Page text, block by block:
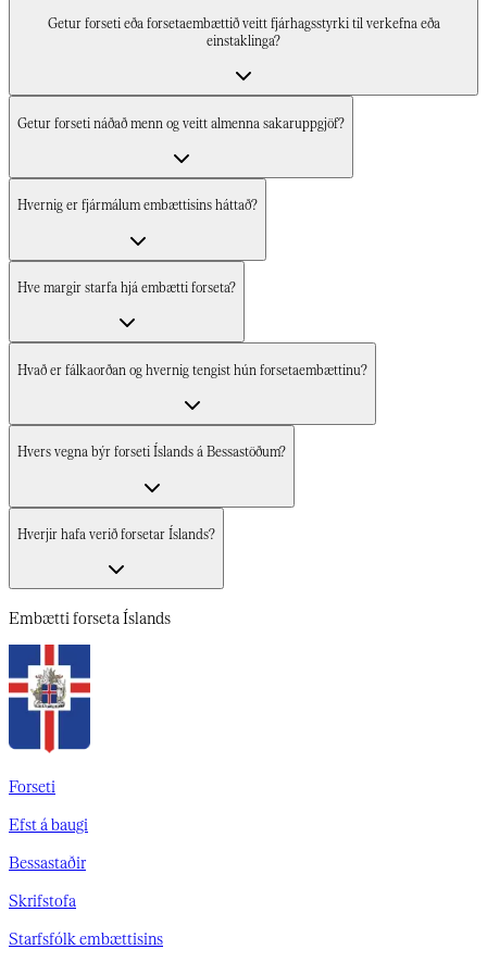
Getur forseti eða forsetaembættið veitt fjárhagsstyrki til verkefna eða
einstaklinga?​​​​‌ ‍ ​‍​‍‌‍ ‌ ​‍‌‍‍‌‌‍‌ ‌‍‍‌‌‍ ‍​‍​‍​ ‍‍​‍​‍‌ ​ ‌‍​‌‌‍ ‍‌‍‍‌‌ ‌​‌ ‍‌​‍ ‍‌‍‍‌‌‍ ​‍​‍​‍ ​​‍​‍‌‍‍​‌ ​‍‌‍‌‌‌‍‌‍​‍​‍​ ‍‍​‍​‍‌‍‍​‌ ‌​‌ ‌​‌ ​​‌ ​ ​‍ ​‍ ‌‍‌‍‌‍ ‌ ​‍‌ ​ ‌‍‌‌‌ ‌​‌‍‍‌​‍ ‌‌‍‍‌‌ ​ ‌‍ ​‌‍​‌‌‍ ‍‌‍‌​‌ ​ ​‍ ‍‌ ‌‍‌‍‌‌‌ ​‍‌‍​ ‌‍‌‌‌‍ ​​‍ ‍‌‍​‌‌ ​​‌ ​​​‍ ‌ ​ ‌ ‌​‌ ‌‌‌‍‌​‌‍‍‌‌‍ ​‍ ‌‍‍‌‌‍ ‍‌ ‌​‌‍‌‌‌‍ ‍‌ ‌​​‍ ‌‍‌‌‌‍‌​‌‍‍‌‌ ‌​​‍ ‌‍ ‌‌‍ ‌‍‌​‌‍‌‌​ ‌‌ ​​‌ ​‍‌‍‌‌‌ ​ ‌‍‌‌‌‍ ‍‌ ‌​‌‍​‌‌ ‌​‌‍‍‌‌‍ ‌‍ ‍​ ‍ ‌‍‍‌‌‍‌​​ ‌‌‍​‍​ ​​‌‍‌‌​ ​‍‌‍​‌​ ‌​‌‍​‍​ ‌ ​‍ ‌‌‍​‌​ ‌ ‌‍​‍‌‍‌‍​‍ ‌​ ‌​​ ​ ‌‍​ ​ ​‌​‍ ‌​ ‍‌‌‍‌‌​ ​‍​ ‌ ​‍ ‌​ ​ ​ ‌‌​ ‍‌​ ‌‍‌‍​‍‌‍‌‌‌‍‌‍​ ‍‌‌‍‌​​ ​ ​ ​​​ ​ ​ ‍ ‌ ‌​‌ ‍‌‌ ​​‌‍‌‌​ ‌‌ ​​‌‍​‌‌‍‌ ‌‍‌‌​ ‍ ‌ ​​‌‍​‌‌ ‌​‌‍‍​​ ‌‌ ​​‌‍​‌‌‍‌ ‌‍‌‌‌​​‍‌ ‌‌‌‍‍‌‌‍ ​‌‍‌​‌‍‌‌‌ ​‍​‍‌‌​ ‌‌‌​​‍‌‌ ‌‍‍ ‌‍‌‌‌ ‍‌​‍‌‌​ ​ ‌​‌​​‍‌‌​ ​ ‌​‌​​‍‌‌​ ​‍​ ​‍​ ​​​ ‌‍​ ‌‌​ ‌‌‌‍‌​‌‍‌‌‌‍‌‍​ ​​​ ​​​ ‌‌​ ​‌‌‍‌‍​‍‌‌​ ​‍​ ​‍​‍‌‌​ ‌‌‌​‌​​‍ ‍‌ ​‌‌ ‌‌‌‍‌‌‌ ​ ‌ ‌​‌‍‍‌‌‍ ‌‍ ‍‌ ​ ​‍‌‌​ ‌‌‌​​‍‌‌ ‌‍‍ ‌‍‌‌‌ ‍‌​‍‌‌​ ​ ‌​‌​​‍‌‌​ ​ ‌​‌​​‍‌‌​ ​‍​ ​‍​ ​‌​ ​​​ ‍​​ ‌‍​ ​ ​ ‌‍‌‍​ ​ ‍‌​ ​​​ ‌​‌‍‌‍​ ‍​​‍‌‌​ ​‍​ ​‍​‍‌‌​ ‌‌‌​‌​​‍ ‍‌ ​‌‌ ‌‌‌‍‌‌‌ ​ ‌ ‌​‌‍‍‌‌‍ ‌‍ ‍​ ‌‍​‍‌‍​‌‌ ​ ‌‍‌‌‌‌‌‌‌ ​‍‌‍ ​​ ‌‌‍‍​‌ ‌​‌ ‌​‌ ​​‌ ​ ​‍‌‌​ ​‍‌​‌‍​‍‌‌​ ​‍‌​‌‍‌‍‌‍‌‍ ‌ ​‍‌ ​ ‌‍‌‌‌ ‌​‌‍‍‌​‍ ‌‌‍‍‌‌ ​ ‌‍ ​‌‍​‌‌‍ ‍‌‍‌​‌ ​ ​‍ ‍‌ ‌‍‌‍‌‌‌ ​‍‌‍​ ‌‍‌‌‌‍ ​​‍ ‍‌‍​‌‌ ​​‌ ​​​‍‌‌​ ​‍‌​‌‍‌ ​ ‌ ‌​‌ ‌‌‌‍‌​‌‍‍‌‌‍ ​‍‌‍‌‍‍‌‌‍‌​​ ‌‌‍​‍​ ​​‌‍‌‌​ ​‍‌‍​‌​ ‌​‌‍​‍​ ‌ ​‍ ‌‌‍​‌​ ‌ ‌‍​‍‌‍‌‍​‍ ‌​ ‌​​ ​ ‌‍​ ​ ​‌​‍ ‌​ ‍‌‌‍‌‌​ ​‍​ ‌ ​‍ ‌​ ​ ​ ‌‌​ ‍‌​ ‌‍‌‍​‍‌‍‌‌‌‍‌‍​ ‍‌‌‍‌​​ ​ ​ ​​​ ​ ​‍‌‍‌ ‌​‌ ‍‌‌ ​​‌‍‌‌​ ‌‌ ​​‌‍​‌‌‍‌ ‌‍‌‌​‍‌‍‌ ​​‌‍​‌‌ ‌​‌‍‍​​ ‌‌ ​​‌‍​‌‌‍‌ ‌‍‌‌‌​​‍‌ ‌‌‌‍‍‌‌‍ ​‌‍‌​‌‍‌‌‌ ​‍​‍‌‌​ ‌‌‌​​‍‌‌ ‌‍‍ ‌‍‌‌‌ ‍‌​‍‌‌​ ​ ‌​‌​​‍‌‌​ ​ ‌​‌​​‍‌‌​ ​‍​ ​‍​ ​​​ ‌‍​ ‌‌​ ‌‌‌‍‌​‌‍‌‌‌‍‌‍​ ​​​ ​​​ ‌‌​ ​‌‌‍‌‍​‍‌‌​ ​‍​ ​‍​‍‌‌​ ‌‌‌​‌​​‍ ‍‌ ​‌‌ ‌‌‌‍‌‌‌ ​ ‌ ‌​‌‍‍‌‌‍ ‌‍ ‍‌ ​ ​‍‌‌​ ‌‌‌​​‍‌‌ ‌‍‍ ‌‍‌‌‌ ‍‌​‍‌‌​ ​ ‌​‌​​‍‌‌​ ​ ‌​‌​​‍‌‌​ ​‍​ ​‍​ ​‌​ ​​​ ‍​​ ‌‍​ ​ ​ ‌‍‌‍​ ​ ‍‌​ ​​​ ‌​‌‍‌‍​ ‍​​‍‌‌​ ​‍​ ​‍​‍‌‌​ ‌‌‌​‌​​‍ ‍‌ ​‌‌ ‌‌‌‍‌‌‌ ​ ‌ ‌​‌‍‍‌‌‍ ‌‍ ‍​‍‌‍‌ ​​‌‍‌‌‌ ​‍‌ ​ ‌ ​​‌‍‌‌‌‍​ ‌ ‌​‌‍‍‌‌ ‌‍‌‍‌‌​ ‌‌ ​​‌ ‌‌‌‍​‍‌‍ ​‌‍‍‌‌ ​ ‌‍‍​‌‍‌‌‌‍‌​​‍​‍‌ ‌
Getur forseti náðað menn og veitt almenna sakaruppgjöf?​​​​‌ ‍ ​‍​‍‌‍ ‌ ​‍‌‍‍‌‌‍‌ ‌‍‍‌‌‍ ‍​‍​‍​ ‍‍​‍​‍‌ ​ ‌‍​‌‌‍ ‍‌‍‍‌‌ ‌​‌ ‍‌​‍ ‍‌‍‍‌‌‍ ​‍​‍​‍ ​​‍​‍‌‍‍​‌ ​‍‌‍‌‌‌‍‌‍​‍​‍​ ‍‍​‍​‍‌‍‍​‌ ‌​‌ ‌​‌ ​​‌ ​ ​‍ ​‍ ‌‍‌‍‌‍ ‌ ​‍‌ ​ ‌‍‌‌‌ ‌​‌‍‍‌​‍ ‌‌‍‍‌‌ ​ ‌‍ ​‌‍​‌‌‍ ‍‌‍‌​‌ ​ ​‍ ‍‌ ‌‍‌‍‌‌‌ ​‍‌‍​ ‌‍‌‌‌‍ ​​‍ ‍‌‍​‌‌ ​​‌ ​​​‍ ‌ ​ ‌ ‌​‌ ‌‌‌‍‌​‌‍‍‌‌‍ ​‍ ‌‍‍‌‌‍ ‍‌ ‌​‌‍‌‌‌‍ ‍‌ ‌​​‍ ‌‍‌‌‌‍‌​‌‍‍‌‌ ‌​​‍ ‌‍ ‌‌‍ ‌‍‌​‌‍‌‌​ ‌‌ ​​‌ ​‍‌‍‌‌‌ ​ ‌‍‌‌‌‍ ‍‌ ‌​‌‍​‌‌ ‌​‌‍‍‌‌‍ ‌‍ ‍​ ‍ ‌‍‍‌‌‍‌​​ ‌‌‍​‍​ ​​‌‍‌‌​ ​‍‌‍​‌​ ‌​‌‍​‍​ ‌ ​‍ ‌‌‍​‌​ ‌ ‌‍​‍‌‍‌‍​‍ ‌​ ‌​​ ​ ‌‍​ ​ ​‌​‍ ‌​ ‍‌‌‍‌‌​ ​‍​ ‌ ​‍ ‌​ ​ ​ ‌‌​ ‍‌​ ‌‍‌‍​‍‌‍‌‌‌‍‌‍​ ‍‌‌‍‌​​ ​ ​ ​​​ ​ ​ ‍ ‌ ‌​‌ ‍‌‌ ​​‌‍‌‌​ ‌‌ ​​‌‍​‌‌‍‌ ‌‍‌‌​ ‍ ‌ ​​‌‍​‌‌ ‌​‌‍‍​​ ‌‌ ​​‌‍​‌‌‍‌ ‌‍‌‌‌​​‍‌ ‌‌‌‍‍‌‌‍ ​‌‍‌​‌‍‌‌‌ ​‍​‍‌‌​ ‌‌‌​​‍‌‌ ‌‍‍ ‌‍‌‌‌ ‍‌​‍‌‌​ ​ ‌​‌​​‍‌‌​ ​ ‌​‌​​‍‌‌​ ​‍​ ​‍​ ​​​ ‌‍​ ‌‌​ ‌‌‌‍‌​‌‍‌‌‌‍‌‍​ ​​​ ​​​ ‌‌​ ​‌‌‍‌‍​‍‌‌​ ​‍​ ​‍​‍‌‌​ ‌‌‌​‌​​‍ ‍‌ ​‌‌ ‌‌‌‍‌‌‌ ​ ‌ ‌​‌‍‍‌‌‍ ‌‍ ‍‌ ​ ​‍‌‌​ ‌‌‌​​‍‌‌ ‌‍‍ ‌‍‌‌‌ ‍‌​‍‌‌​ ​ ‌​‌​​‍‌‌​ ​ ‌​‌​​‍‌‌​ ​‍​ ​‍‌‍‌‍‌‍‌​​ ​​​ ‍​​ ​‍​ ​‌‌‍​‍‌‍‌‌‌‍​‍‌‍​ ​ ‌‍​ ​ ​ ‌​​ ​‍​ ‌‌​ ‌‍​ ‌‌​ ​‌​ ‌ ‌‍​‍​ ​‍​ ​‌​ ​ ‌‍‌‌​ ​ ‌‍​ ​ ​‍‌‍‌‍​ ‌​‌‍‌​​ ‌‍‌‍​ ​‍‌‌​ ​‍​ ​‍​‍‌‌​ ‌‌‌​‌​​‍ ‍‌ ​‌‌ ‌‌‌‍‌‌‌ ​ ‌ ‌​‌‍‍‌‌‍ ‌‍ ‍​ ‌‍​‍‌‍​‌‌ ​ ‌‍‌‌‌‌‌‌‌ ​‍‌‍ ​​ ‌‌‍‍​‌ ‌​‌ ‌​‌ ​​‌ ​ ​‍‌‌​ ​‍‌​‌‍​‍‌‌​ ​‍‌​‌‍‌‍‌‍‌‍ ‌ ​‍‌ ​ ‌‍‌‌‌ ‌​‌‍‍‌​‍ ‌‌‍‍‌‌ ​ ‌‍ ​‌‍​‌‌‍ ‍‌‍‌​‌ ​ ​‍ ‍‌ ‌‍‌‍‌‌‌ ​‍‌‍​ ‌‍‌‌‌‍ ​​‍ ‍‌‍​‌‌ ​​‌ ​​​‍‌‌​ ​‍‌​‌‍‌ ​ ‌ ‌​‌ ‌‌‌‍‌​‌‍‍‌‌‍ ​‍‌‍‌‍‍‌‌‍‌​​ ‌‌‍​‍​ ​​‌‍‌‌​ ​‍‌‍​‌​ ‌​‌‍​‍​ ‌ ​‍ ‌‌‍​‌​ ‌ ‌‍​‍‌‍‌‍​‍ ‌​ ‌​​ ​ ‌‍​ ​ ​‌​‍ ‌​ ‍‌‌‍‌‌​ ​‍​ ‌ ​‍ ‌​ ​ ​ ‌‌​ ‍‌​ ‌‍‌‍​‍‌‍‌‌‌‍‌‍​ ‍‌‌‍‌​​ ​ ​ ​​​ ​ ​‍‌‍‌ ‌​‌ ‍‌‌ ​​‌‍‌‌​ ‌‌ ​​‌‍​‌‌‍‌ ‌‍‌‌​‍‌‍‌ ​​‌‍​‌‌ ‌​‌‍‍​​ ‌‌ ​​‌‍​‌‌‍‌ ‌‍‌‌‌​​‍‌ ‌‌‌‍‍‌‌‍ ​‌‍‌​‌‍‌‌‌ ​‍​‍‌‌​ ‌‌‌​​‍‌‌ ‌‍‍ ‌‍‌‌‌ ‍‌​‍‌‌​ ​ ‌​‌​​‍‌‌​ ​ ‌​‌​​‍‌‌​ ​‍​ ​‍​ ​​​ ‌‍​ ‌‌​ ‌‌‌‍‌​‌‍‌‌‌‍‌‍​ ​​​ ​​​ ‌‌​ ​‌‌‍‌‍​‍‌‌​ ​‍​ ​‍​‍‌‌​ ‌‌‌​‌​​‍ ‍‌ ​‌‌ ‌‌‌‍‌‌‌ ​ ‌ ‌​‌‍‍‌‌‍ ‌‍ ‍‌ ​ ​‍‌‌​ ‌‌‌​​‍‌‌ ‌‍‍ ‌‍‌‌‌ ‍‌​‍‌‌​ ​ ‌​‌​​‍‌‌​ ​ ‌​‌​​‍‌‌​ ​‍​ ​‍‌‍‌‍‌‍‌​​ ​​​ ‍​​ ​‍​ ​‌‌‍​‍‌‍‌‌‌‍​‍‌‍​ ​ ‌‍​ ​ ​ ‌​​ ​‍​ ‌‌​ ‌‍​ ‌‌​ ​‌​ ‌ ‌‍​‍​ ​‍​ ​‌​ ​ ‌‍‌‌​ ​ ‌‍​ ​ ​‍‌‍‌‍​ ‌​‌‍‌​​ ‌‍‌‍​ ​‍‌‌​ ​‍​ ​‍​‍‌‌​ ‌‌‌​‌​​‍ ‍‌ ​‌‌ ‌‌‌‍‌‌‌ ​ ‌ ‌​‌‍‍‌‌‍ ‌‍ ‍​‍‌‍‌ ​​‌‍‌‌‌ ​‍‌ ​ ‌ ​​‌‍‌‌‌‍​ ‌ ‌​‌‍‍‌‌ ‌‍‌‍‌‌​ ‌‌ ​​‌ ‌‌‌‍​‍‌‍ ​‌‍‍‌‌ ​ ‌‍‍​‌‍‌‌‌‍‌​​‍​‍‌ ‌
Hvernig er fjármálum embættisins háttað?​​​​‌ ‍ ​‍​‍‌‍ ‌ ​‍‌‍‍‌‌‍‌ ‌‍‍‌‌‍ ‍​‍​‍​ ‍‍​‍​‍‌ ​ ‌‍​‌‌‍ ‍‌‍‍‌‌ ‌​‌ ‍‌​‍ ‍‌‍‍‌‌‍ ​‍​‍​‍ ​​‍​‍‌‍‍​‌ ​‍‌‍‌‌‌‍‌‍​‍​‍​ ‍‍​‍​‍‌‍‍​‌ ‌​‌ ‌​‌ ​​‌ ​ ​‍ ​‍ ‌‍‌‍‌‍ ‌ ​‍‌ ​ ‌‍‌‌‌ ‌​‌‍‍‌​‍ ‌‌‍‍‌‌ ​ ‌‍ ​‌‍​‌‌‍ ‍‌‍‌​‌ ​ ​‍ ‍‌ ‌‍‌‍‌‌‌ ​‍‌‍​ ‌‍‌‌‌‍ ​​‍ ‍‌‍​‌‌ ​​‌ ​​​‍ ‌ ​ ‌ ‌​‌ ‌‌‌‍‌​‌‍‍‌‌‍ ​‍ ‌‍‍‌‌‍ ‍‌ ‌​‌‍‌‌‌‍ ‍‌ ‌​​‍ ‌‍‌‌‌‍‌​‌‍‍‌‌ ‌​​‍ ‌‍ ‌‌‍ ‌‍‌​‌‍‌‌​ ‌‌ ​​‌ ​‍‌‍‌‌‌ ​ ‌‍‌‌‌‍ ‍‌ ‌​‌‍​‌‌ ‌​‌‍‍‌‌‍ ‌‍ ‍​ ‍ ‌‍‍‌‌‍‌​​ ‌‌‍​‍​ ​​‌‍‌‌​ ​‍‌‍​‌​ ‌​‌‍​‍​ ‌ ​‍ ‌‌‍​‌​ ‌ ‌‍​‍‌‍‌‍​‍ ‌​ ‌​​ ​ ‌‍​ ​ ​‌​‍ ‌​ ‍‌‌‍‌‌​ ​‍​ ‌ ​‍ ‌​ ​ ​ ‌‌​ ‍‌​ ‌‍‌‍​‍‌‍‌‌‌‍‌‍​ ‍‌‌‍‌​​ ​ ​ ​​​ ​ ​ ‍ ‌ ‌​‌ ‍‌‌ ​​‌‍‌‌​ ‌‌ ​​‌‍​‌‌‍‌ ‌‍‌‌​ ‍ ‌ ​​‌‍​‌‌ ‌​‌‍‍​​ ‌‌ ​​‌‍​‌‌‍‌ ‌‍‌‌‌​​‍‌ ‌‌‌‍‍‌‌‍ ​‌‍‌​‌‍‌‌‌ ​‍​‍‌‌​ ‌‌‌​​‍‌‌ ‌‍‍ ‌‍‌‌‌ ‍‌​‍‌‌​ ​ ‌​‌​​‍‌‌​ ​ ‌​‌​​‍‌‌​ ​‍​ ​‍​ ​​​ ‌‍​ ‌‌​ ‌‌‌‍‌​‌‍‌‌‌‍‌‍​ ​​​ ​​​ ‌‌​ ​‌‌‍‌‍​‍‌‌​ ​‍​ ​‍​‍‌‌​ ‌‌‌​‌​​‍ ‍‌ ​‌‌ ‌‌‌‍‌‌‌ ​ ‌ ‌​‌‍‍‌‌‍ ‌‍ ‍‌ ​ ​‍‌‌​ ‌‌‌​​‍‌‌ ‌‍‍ ‌‍‌‌‌ ‍‌​‍‌‌​ ​ ‌​‌​​‍‌‌​ ​ ‌​‌​​‍‌‌​ ​‍​ ​‍​ ‌‍​ ​‌‌‍​‍​ ‌​​ ​​‌‍‌​​ ‌ ​ ​‌​ ​‍​ ​‍‌‍‌​​ ​‌​ ​‍​ ‌ ​ ‌ ​ ‍‌​ ‌‌​ ‌​​ ‌‌‌‍​‍‌‍​‍​ ​ ​ ​‍​ ‌‌‌‍​‍‌‍‌‍​ ‌‌​ ‌‍​ ‍​‌‍​‌​ ​‍​ ​‌​‍‌‌​ ​‍​ ​‍​‍‌‌​ ‌‌‌​‌​​‍ ‍‌ ​‌‌ ‌‌‌‍‌‌‌ ​ ‌ ‌​‌‍‍‌‌‍ ‌‍ ‍​ ‌‍​‍‌‍​‌‌ ​ ‌‍‌‌‌‌‌‌‌ ​‍‌‍ ​​ ‌‌‍‍​‌ ‌​‌ ‌​‌ ​​‌ ​ ​‍‌‌​ ​‍‌​‌‍​‍‌‌​ ​‍‌​‌‍‌‍‌‍‌‍ ‌ ​‍‌ ​ ‌‍‌‌‌ ‌​‌‍‍‌​‍ ‌‌‍‍‌‌ ​ ‌‍ ​‌‍​‌‌‍ ‍‌‍‌​‌ ​ ​‍ ‍‌ ‌‍‌‍‌‌‌ ​‍‌‍​ ‌‍‌‌‌‍ ​​‍ ‍‌‍​‌‌ ​​‌ ​​​‍‌‌​ ​‍‌​‌‍‌ ​ ‌ ‌​‌ ‌‌‌‍‌​‌‍‍‌‌‍ ​‍‌‍‌‍‍‌‌‍‌​​ ‌‌‍​‍​ ​​‌‍‌‌​ ​‍‌‍​‌​ ‌​‌‍​‍​ ‌ ​‍ ‌‌‍​‌​ ‌ ‌‍​‍‌‍‌‍​‍ ‌​ ‌​​ ​ ‌‍​ ​ ​‌​‍ ‌​ ‍‌‌‍‌‌​ ​‍​ ‌ ​‍ ‌​ ​ ​ ‌‌​ ‍‌​ ‌‍‌‍​‍‌‍‌‌‌‍‌‍​ ‍‌‌‍‌​​ ​ ​ ​​​ ​ ​‍‌‍‌ ‌​‌ ‍‌‌ ​​‌‍‌‌​ ‌‌ ​​‌‍​‌‌‍‌ ‌‍‌‌​‍‌‍‌ ​​‌‍​‌‌ ‌​‌‍‍​​ ‌‌ ​​‌‍​‌‌‍‌ ‌‍‌‌‌​​‍‌ ‌‌‌‍‍‌‌‍ ​‌‍‌​‌‍‌‌‌ ​‍​‍‌‌​ ‌‌‌​​‍‌‌ ‌‍‍ ‌‍‌‌‌ ‍‌​‍‌‌​ ​ ‌​‌​​‍‌‌​ ​ ‌​‌​​‍‌‌​ ​‍​ ​‍​ ​​​ ‌‍​ ‌‌​ ‌‌‌‍‌​‌‍‌‌‌‍‌‍​ ​​​ ​​​ ‌‌​ ​‌‌‍‌‍​‍‌‌​ ​‍​ ​‍​‍‌‌​ ‌‌‌​‌​​‍ ‍‌ ​‌‌ ‌‌‌‍‌‌‌ ​ ‌ ‌​‌‍‍‌‌‍ ‌‍ ‍‌ ​ ​‍‌‌​ ‌‌‌​​‍‌‌ ‌‍‍ ‌‍‌‌‌ ‍‌​‍‌‌​ ​ ‌​‌​​‍‌‌​ ​ ‌​‌​​‍‌‌​ ​‍​ ​‍​ ‌‍​ ​‌‌‍​‍​ ‌​​ ​​‌‍‌​​ ‌ ​ ​‌​ ​‍​ ​‍‌‍‌​​ ​‌​ ​‍​ ‌ ​ ‌ ​ ‍‌​ ‌‌​ ‌​​ ‌‌‌‍​‍‌‍​‍​ ​ ​ ​‍​ ‌‌‌‍​‍‌‍‌‍​ ‌‌​ ‌‍​ ‍​‌‍​‌​ ​‍​ ​‌​‍‌‌​ ​‍​ ​‍​‍‌‌​ ‌‌‌​‌​​‍ ‍‌ ​‌‌ ‌‌‌‍‌‌‌ ​ ‌ ‌​‌‍‍‌‌‍ ‌‍ ‍​‍‌‍‌ ​​‌‍‌‌‌ ​‍‌ ​ ‌ ​​‌‍‌‌‌‍​ ‌ ‌​‌‍‍‌‌ ‌‍‌‍‌‌​ ‌‌ ​​‌ ‌‌‌‍​‍‌‍ ​‌‍‍‌‌ ​ ‌‍‍​‌‍‌‌‌‍‌​​‍​‍‌ ‌
Hve margir starfa hjá embætti forseta?​​​​‌ ‍ ​‍​‍‌‍ ‌ ​‍‌‍‍‌‌‍‌ ‌‍‍‌‌‍ ‍​‍​‍​ ‍‍​‍​‍‌ ​ ‌‍​‌‌‍ ‍‌‍‍‌‌ ‌​‌ ‍‌​‍ ‍‌‍‍‌‌‍ ​‍​‍​‍ ​​‍​‍‌‍‍​‌ ​‍‌‍‌‌‌‍‌‍​‍​‍​ ‍‍​‍​‍‌‍‍​‌ ‌​‌ ‌​‌ ​​‌ ​ ​‍ ​‍ ‌‍‌‍‌‍ ‌ ​‍‌ ​ ‌‍‌‌‌ ‌​‌‍‍‌​‍ ‌‌‍‍‌‌ ​ ‌‍ ​‌‍​‌‌‍ ‍‌‍‌​‌ ​ ​‍ ‍‌ ‌‍‌‍‌‌‌ ​‍‌‍​ ‌‍‌‌‌‍ ​​‍ ‍‌‍​‌‌ ​​‌ ​​​‍ ‌ ​ ‌ ‌​‌ ‌‌‌‍‌​‌‍‍‌‌‍ ​‍ ‌‍‍‌‌‍ ‍‌ ‌​‌‍‌‌‌‍ ‍‌ ‌​​‍ ‌‍‌‌‌‍‌​‌‍‍‌‌ ‌​​‍ ‌‍ ‌‌‍ ‌‍‌​‌‍‌‌​ ‌‌ ​​‌ ​‍‌‍‌‌‌ ​ ‌‍‌‌‌‍ ‍‌ ‌​‌‍​‌‌ ‌​‌‍‍‌‌‍ ‌‍ ‍​ ‍ ‌‍‍‌‌‍‌​​ ‌‌‍​‍​ ​​‌‍‌‌​ ​‍‌‍​‌​ ‌​‌‍​‍​ ‌ ​‍ ‌‌‍​‌​ ‌ ‌‍​‍‌‍‌‍​‍ ‌​ ‌​​ ​ ‌‍​ ​ ​‌​‍ ‌​ ‍‌‌‍‌‌​ ​‍​ ‌ ​‍ ‌​ ​ ​ ‌‌​ ‍‌​ ‌‍‌‍​‍‌‍‌‌‌‍‌‍​ ‍‌‌‍‌​​ ​ ​ ​​​ ​ ​ ‍ ‌ ‌​‌ ‍‌‌ ​​‌‍‌‌​ ‌‌ ​​‌‍​‌‌‍‌ ‌‍‌‌​ ‍ ‌ ​​‌‍​‌‌ ‌​‌‍‍​​ ‌‌ ​​‌‍​‌‌‍‌ ‌‍‌‌‌​​‍‌ ‌‌‌‍‍‌‌‍ ​‌‍‌​‌‍‌‌‌ ​‍​‍‌‌​ ‌‌‌​​‍‌‌ ‌‍‍ ‌‍‌‌‌ ‍‌​‍‌‌​ ​ ‌​‌​​‍‌‌​ ​ ‌​‌​​‍‌‌​ ​‍​ ​‍​ ​​​ ‌‍​ ‌‌​ ‌‌‌‍‌​‌‍‌‌‌‍‌‍​ ​​​ ​​​ ‌‌​ ​‌‌‍‌‍​‍‌‌​ ​‍​ ​‍​‍‌‌​ ‌‌‌​‌​​‍ ‍‌ ​‌‌ ‌‌‌‍‌‌‌ ​ ‌ ‌​‌‍‍‌‌‍ ‌‍ ‍‌ ​ ​‍‌‌​ ‌‌‌​​‍‌‌ ‌‍‍ ‌‍‌‌‌ ‍‌​‍‌‌​ ​ ‌​‌​​‍‌‌​ ​ ‌​‌​​‍‌‌​ ​‍​ ​‍​ ‍​​ ​ ​ ‍​​ ‍‌​ ​ ‌‍‌‍​ ‌‍‌‍​ ​ ‌‍​ ​‍‌‍​‍‌‍​ ‌‍‌‍‌‍​‍​ ​ ​ ​‍​ ​​‌‍​‌​ ​‍​ ​ ‌‍‌‍‌‍​ ​ ​‌‌‍‌‍​ ​‍‌‍‌​​ ‍‌​ ‍‌‌‍‌‍​ ‌​​ ​​​ ‍​​‍‌‌​ ​‍​ ​‍​‍‌‌​ ‌‌‌​‌​​‍ ‍‌ ​‌‌ ‌‌‌‍‌‌‌ ​ ‌ ‌​‌‍‍‌‌‍ ‌‍ ‍​ ‌‍​‍‌‍​‌‌ ​ ‌‍‌‌‌‌‌‌‌ ​‍‌‍ ​​ ‌‌‍‍​‌ ‌​‌ ‌​‌ ​​‌ ​ ​‍‌‌​ ​‍‌​‌‍​‍‌‌​ ​‍‌​‌‍‌‍‌‍‌‍ ‌ ​‍‌ ​ ‌‍‌‌‌ ‌​‌‍‍‌​‍ ‌‌‍‍‌‌ ​ ‌‍ ​‌‍​‌‌‍ ‍‌‍‌​‌ ​ ​‍ ‍‌ ‌‍‌‍‌‌‌ ​‍‌‍​ ‌‍‌‌‌‍ ​​‍ ‍‌‍​‌‌ ​​‌ ​​​‍‌‌​ ​‍‌​‌‍‌ ​ ‌ ‌​‌ ‌‌‌‍‌​‌‍‍‌‌‍ ​‍‌‍‌‍‍‌‌‍‌​​ ‌‌‍​‍​ ​​‌‍‌‌​ ​‍‌‍​‌​ ‌​‌‍​‍​ ‌ ​‍ ‌‌‍​‌​ ‌ ‌‍​‍‌‍‌‍​‍ ‌​ ‌​​ ​ ‌‍​ ​ ​‌​‍ ‌​ ‍‌‌‍‌‌​ ​‍​ ‌ ​‍ ‌​ ​ ​ ‌‌​ ‍‌​ ‌‍‌‍​‍‌‍‌‌‌‍‌‍​ ‍‌‌‍‌​​ ​ ​ ​​​ ​ ​‍‌‍‌ ‌​‌ ‍‌‌ ​​‌‍‌‌​ ‌‌ ​​‌‍​‌‌‍‌ ‌‍‌‌​‍‌‍‌ ​​‌‍​‌‌ ‌​‌‍‍​​ ‌‌ ​​‌‍​‌‌‍‌ ‌‍‌‌‌​​‍‌ ‌‌‌‍‍‌‌‍ ​‌‍‌​‌‍‌‌‌ ​‍​‍‌‌​ ‌‌‌​​‍‌‌ ‌‍‍ ‌‍‌‌‌ ‍‌​‍‌‌​ ​ ‌​‌​​‍‌‌​ ​ ‌​‌​​‍‌‌​ ​‍​ ​‍​ ​​​ ‌‍​ ‌‌​ ‌‌‌‍‌​‌‍‌‌‌‍‌‍​ ​​​ ​​​ ‌‌​ ​‌‌‍‌‍​‍‌‌​ ​‍​ ​‍​‍‌‌​ ‌‌‌​‌​​‍ ‍‌ ​‌‌ ‌‌‌‍‌‌‌ ​ ‌ ‌​‌‍‍‌‌‍ ‌‍ ‍‌ ​ ​‍‌‌​ ‌‌‌​​‍‌‌ ‌‍‍ ‌‍‌‌‌ ‍‌​‍‌‌​ ​ ‌​‌​​‍‌‌​ ​ ‌​‌​​‍‌‌​ ​‍​ ​‍​ ‍​​ ​ ​ ‍​​ ‍‌​ ​ ‌‍‌‍​ ‌‍‌‍​ ​ ‌‍​ ​‍‌‍​‍‌‍​ ‌‍‌‍‌‍​‍​ ​ ​ ​‍​ ​​‌‍​‌​ ​‍​ ​ ‌‍‌‍‌‍​ ​ ​‌‌‍‌‍​ ​‍‌‍‌​​ ‍‌​ ‍‌‌‍‌‍​ ‌​​ ​​​ ‍​​‍‌‌​ ​‍​ ​‍​‍‌‌​ ‌‌‌​‌​​‍ ‍‌ ​‌‌ ‌‌‌‍‌‌‌ ​ ‌ ‌​‌‍‍‌‌‍ ‌‍ ‍​‍‌‍‌ ​​‌‍‌‌‌ ​‍‌ ​ ‌ ​​‌‍‌‌‌‍​ ‌ ‌​‌‍‍‌‌ ‌‍‌‍‌‌​ ‌‌ ​​‌ ‌‌‌‍​‍‌‍ ​‌‍‍‌‌ ​ ‌‍‍​‌‍‌‌‌‍‌​​‍​‍‌ ‌
Hvað er fálkaorðan og hvernig tengist hún forsetaembættinu?​​​​‌ ‍ ​‍​‍‌‍ ‌ ​‍‌‍‍‌‌‍‌ ‌‍‍‌‌‍ ‍​‍​‍​ ‍‍​‍​‍‌ ​ ‌‍​‌‌‍ ‍‌‍‍‌‌ ‌​‌ ‍‌​‍ ‍‌‍‍‌‌‍ ​‍​‍​‍ ​​‍​‍‌‍‍​‌ ​‍‌‍‌‌‌‍‌‍​‍​‍​ ‍‍​‍​‍‌‍‍​‌ ‌​‌ ‌​‌ ​​‌ ​ ​‍ ​‍ ‌‍‌‍‌‍ ‌ ​‍‌ ​ ‌‍‌‌‌ ‌​‌‍‍‌​‍ ‌‌‍‍‌‌ ​ ‌‍ ​‌‍​‌‌‍ ‍‌‍‌​‌ ​ ​‍ ‍‌ ‌‍‌‍‌‌‌ ​‍‌‍​ ‌‍‌‌‌‍ ​​‍ ‍‌‍​‌‌ ​​‌ ​​​‍ ‌ ​ ‌ ‌​‌ ‌‌‌‍‌​‌‍‍‌‌‍ ​‍ ‌‍‍‌‌‍ ‍‌ ‌​‌‍‌‌‌‍ ‍‌ ‌​​‍ ‌‍‌‌‌‍‌​‌‍‍‌‌ ‌​​‍ ‌‍ ‌‌‍ ‌‍‌​‌‍‌‌​ ‌‌ ​​‌ ​‍‌‍‌‌‌ ​ ‌‍‌‌‌‍ ‍‌ ‌​‌‍​‌‌ ‌​‌‍‍‌‌‍ ‌‍ ‍​ ‍ ‌‍‍‌‌‍‌​​ ‌‌‍​‍​ ​​‌‍‌‌​ ​‍‌‍​‌​ ‌​‌‍​‍​ ‌ ​‍ ‌‌‍​‌​ ‌ ‌‍​‍‌‍‌‍​‍ ‌​ ‌​​ ​ ‌‍​ ​ ​‌​‍ ‌​ ‍‌‌‍‌‌​ ​‍​ ‌ ​‍ ‌​ ​ ​ ‌‌​ ‍‌​ ‌‍‌‍​‍‌‍‌‌‌‍‌‍​ ‍‌‌‍‌​​ ​ ​ ​​​ ​ ​ ‍ ‌ ‌​‌ ‍‌‌ ​​‌‍‌‌​ ‌‌ ​​‌‍​‌‌‍‌ ‌‍‌‌​ ‍ ‌ ​​‌‍​‌‌ ‌​‌‍‍​​ ‌‌ ​​‌‍​‌‌‍‌ ‌‍‌‌‌​​‍‌ ‌‌‌‍‍‌‌‍ ​‌‍‌​‌‍‌‌‌ ​‍​‍‌‌​ ‌‌‌​​‍‌‌ ‌‍‍ ‌‍‌‌‌ ‍‌​‍‌‌​ ​ ‌​‌​​‍‌‌​ ​ ‌​‌​​‍‌‌​ ​‍​ ​‍​ ​​​ ‌‍​ ‌‌​ ‌‌‌‍‌​‌‍‌‌‌‍‌‍​ ​​​ ​​​ ‌‌​ ​‌‌‍‌‍​‍‌‌​ ​‍​ ​‍​‍‌‌​ ‌‌‌​‌​​‍ ‍‌ ​‌‌ ‌‌‌‍‌‌‌ ​ ‌ ‌​‌‍‍‌‌‍ ‌‍ ‍‌ ​ ​‍‌‌​ ‌‌‌​​‍‌‌ ‌‍‍ ‌‍‌‌‌ ‍‌​‍‌‌​ ​ ‌​‌​​‍‌‌​ ​ ‌​‌​​‍‌‌​ ​‍​ ​‍​ ‌ ‌‍​ ‌‍​ ​ ​​​ ‍‌‌‍​ ​ ‌‍‌‍​‌​ ​‌​ ‌​‌‍‌‌‌‍‌‍​ ‌ ​ ‍‌​ ‌​‌‍‌‌​ ‌ ​ ​ ‌‍‌‍​ ​‌​ ​ ‌‍‌‌‌‍‌‌​ ‌‌‌‍​‍​ ‍​‌‍​ ​ ‍​​ ​‌​ ‌‍‌‍​‍​ ​​​‍‌‌​ ​‍​ ​‍​‍‌‌​ ‌‌‌​‌​​‍ ‍‌ ​‌‌ ‌‌‌‍‌‌‌ ​ ‌ ‌​‌‍‍‌‌‍ ‌‍ ‍​ ‌‍​‍‌‍​‌‌ ​ ‌‍‌‌‌‌‌‌‌ ​‍‌‍ ​​ ‌‌‍‍​‌ ‌​‌ ‌​‌ ​​‌ ​ ​‍‌‌​ ​‍‌​‌‍​‍‌‌​ ​‍‌​‌‍‌‍‌‍‌‍ ‌ ​‍‌ ​ ‌‍‌‌‌ ‌​‌‍‍‌​‍ ‌‌‍‍‌‌ ​ ‌‍ ​‌‍​‌‌‍ ‍‌‍‌​‌ ​ ​‍ ‍‌ ‌‍‌‍‌‌‌ ​‍‌‍​ ‌‍‌‌‌‍ ​​‍ ‍‌‍​‌‌ ​​‌ ​​​‍‌‌​ ​‍‌​‌‍‌ ​ ‌ ‌​‌ ‌‌‌‍‌​‌‍‍‌‌‍ ​‍‌‍‌‍‍‌‌‍‌​​ ‌‌‍​‍​ ​​‌‍‌‌​ ​‍‌‍​‌​ ‌​‌‍​‍​ ‌ ​‍ ‌‌‍​‌​ ‌ ‌‍​‍‌‍‌‍​‍ ‌​ ‌​​ ​ ‌‍​ ​ ​‌​‍ ‌​ ‍‌‌‍‌‌​ ​‍​ ‌ ​‍ ‌​ ​ ​ ‌‌​ ‍‌​ ‌‍‌‍​‍‌‍‌‌‌‍‌‍​ ‍‌‌‍‌​​ ​ ​ ​​​ ​ ​‍‌‍‌ ‌​‌ ‍‌‌ ​​‌‍‌‌​ ‌‌ ​​‌‍​‌‌‍‌ ‌‍‌‌​‍‌‍‌ ​​‌‍​‌‌ ‌​‌‍‍​​ ‌‌ ​​‌‍​‌‌‍‌ ‌‍‌‌‌​​‍‌ ‌‌‌‍‍‌‌‍ ​‌‍‌​‌‍‌‌‌ ​‍​‍‌‌​ ‌‌‌​​‍‌‌ ‌‍‍ ‌‍‌‌‌ ‍‌​‍‌‌​ ​ ‌​‌​​‍‌‌​ ​ ‌​‌​​‍‌‌​ ​‍​ ​‍​ ​​​ ‌‍​ ‌‌​ ‌‌‌‍‌​‌‍‌‌‌‍‌‍​ ​​​ ​​​ ‌‌​ ​‌‌‍‌‍​‍‌‌​ ​‍​ ​‍​‍‌‌​ ‌‌‌​‌​​‍ ‍‌ ​‌‌ ‌‌‌‍‌‌‌ ​ ‌ ‌​‌‍‍‌‌‍ ‌‍ ‍‌ ​ ​‍‌‌​ ‌‌‌​​‍‌‌ ‌‍‍ ‌‍‌‌‌ ‍‌​‍‌‌​ ​ ‌​‌​​‍‌‌​ ​ ‌​‌​​‍‌‌​ ​‍​ ​‍​ ‌ ‌‍​ ‌‍​ ​ ​​​ ‍‌‌‍​ ​ ‌‍‌‍​‌​ ​‌​ ‌​‌‍‌‌‌‍‌‍​ ‌ ​ ‍‌​ ‌​‌‍‌‌​ ‌ ​ ​ ‌‍‌‍​ ​‌​ ​ ‌‍‌‌‌‍‌‌​ ‌‌‌‍​‍​ ‍​‌‍​ ​ ‍​​ ​‌​ ‌‍‌‍​‍​ ​​​‍‌‌​ ​‍​ ​‍​‍‌‌​ ‌‌‌​‌​​‍ ‍‌ ​‌‌ ‌‌‌‍‌‌‌ ​ ‌ ‌​‌‍‍‌‌‍ ‌‍ ‍​‍‌‍‌ ​​‌‍‌‌‌ ​‍‌ ​ ‌ ​​‌‍‌‌‌‍​ ‌ ‌​‌‍‍‌‌ ‌‍‌‍‌‌​ ‌‌ ​​‌ ‌‌‌‍​‍‌‍ ​‌‍‍‌‌ ​ ‌‍‍​‌‍‌‌‌‍‌​​‍​‍‌ ‌
Hvers vegna býr forseti Íslands á Bessastöðum?​​​​‌ ‍ ​‍​‍‌‍ ‌ ​‍‌‍‍‌‌‍‌ ‌‍‍‌‌‍ ‍​‍​‍​ ‍‍​‍​‍‌ ​ ‌‍​‌‌‍ ‍‌‍‍‌‌ ‌​‌ ‍‌​‍ ‍‌‍‍‌‌‍ ​‍​‍​‍ ​​‍​‍‌‍‍​‌ ​‍‌‍‌‌‌‍‌‍​‍​‍​ ‍‍​‍​‍‌‍‍​‌ ‌​‌ ‌​‌ ​​‌ ​ ​‍ ​‍ ‌‍‌‍‌‍ ‌ ​‍‌ ​ ‌‍‌‌‌ ‌​‌‍‍‌​‍ ‌‌‍‍‌‌ ​ ‌‍ ​‌‍​‌‌‍ ‍‌‍‌​‌ ​ ​‍ ‍‌ ‌‍‌‍‌‌‌ ​‍‌‍​ ‌‍‌‌‌‍ ​​‍ ‍‌‍​‌‌ ​​‌ ​​​‍ ‌ ​ ‌ ‌​‌ ‌‌‌‍‌​‌‍‍‌‌‍ ​‍ ‌‍‍‌‌‍ ‍‌ ‌​‌‍‌‌‌‍ ‍‌ ‌​​‍ ‌‍‌‌‌‍‌​‌‍‍‌‌ ‌​​‍ ‌‍ ‌‌‍ ‌‍‌​‌‍‌‌​ ‌‌ ​​‌ ​‍‌‍‌‌‌ ​ ‌‍‌‌‌‍ ‍‌ ‌​‌‍​‌‌ ‌​‌‍‍‌‌‍ ‌‍ ‍​ ‍ ‌‍‍‌‌‍‌​​ ‌‌‍​‍​ ​​‌‍‌‌​ ​‍‌‍​‌​ ‌​‌‍​‍​ ‌ ​‍ ‌‌‍​‌​ ‌ ‌‍​‍‌‍‌‍​‍ ‌​ ‌​​ ​ ‌‍​ ​ ​‌​‍ ‌​ ‍‌‌‍‌‌​ ​‍​ ‌ ​‍ ‌​ ​ ​ ‌‌​ ‍‌​ ‌‍‌‍​‍‌‍‌‌‌‍‌‍​ ‍‌‌‍‌​​ ​ ​ ​​​ ​ ​ ‍ ‌ ‌​‌ ‍‌‌ ​​‌‍‌‌​ ‌‌ ​​‌‍​‌‌‍‌ ‌‍‌‌​ ‍ ‌ ​​‌‍​‌‌ ‌​‌‍‍​​ ‌‌ ​​‌‍​‌‌‍‌ ‌‍‌‌‌​​‍‌ ‌‌‌‍‍‌‌‍ ​‌‍‌​‌‍‌‌‌ ​‍​‍‌‌​ ‌‌‌​​‍‌‌ ‌‍‍ ‌‍‌‌‌ ‍‌​‍‌‌​ ​ ‌​‌​​‍‌‌​ ​ ‌​‌​​‍‌‌​ ​‍​ ​‍​ ​​​ ‌‍​ ‌‌​ ‌‌‌‍‌​‌‍‌‌‌‍‌‍​ ​​​ ​​​ ‌‌​ ​‌‌‍‌‍​‍‌‌​ ​‍​ ​‍​‍‌‌​ ‌‌‌​‌​​‍ ‍‌ ​‌‌ ‌‌‌‍‌‌‌ ​ ‌ ‌​‌‍‍‌‌‍ ‌‍ ‍‌ ​ ​‍‌‌​ ‌‌‌​​‍‌‌ ‌‍‍ ‌‍‌‌‌ ‍‌​‍‌‌​ ​ ‌​‌​​‍‌‌​ ​ ‌​‌​​‍‌‌​ ​‍​ ​‍​ ​​​ ‍​​ ‌ ‌‍​‌​ ​‍​ ‌ ‌‍​‍​ ‍‌​ ‍​​ ‍​​ ​‌​ ​‌​ ​‌​ ​‍​ ‍‌​ ‌ ​ ​ ‌‍​‍‌‍‌​‌‍​ ​ ‌‌​ ‍​​ ‌‍​ ‌​​ ​ ‌‍​‌‌‍​‍​ ​ ​ ‍​‌‍‌‌‌‍​ ‌‍​‌​‍‌‌​ ​‍​ ​‍​‍‌‌​ ‌‌‌​‌​​‍ ‍‌ ​‌‌ ‌‌‌‍‌‌‌ ​ ‌ ‌​‌‍‍‌‌‍ ‌‍ ‍​ ‌‍​‍‌‍​‌‌ ​ ‌‍‌‌‌‌‌‌‌ ​‍‌‍ ​​ ‌‌‍‍​‌ ‌​‌ ‌​‌ ​​‌ ​ ​‍‌‌​ ​‍‌​‌‍​‍‌‌​ ​‍‌​‌‍‌‍‌‍‌‍ ‌ ​‍‌ ​ ‌‍‌‌‌ ‌​‌‍‍‌​‍ ‌‌‍‍‌‌ ​ ‌‍ ​‌‍​‌‌‍ ‍‌‍‌​‌ ​ ​‍ ‍‌ ‌‍‌‍‌‌‌ ​‍‌‍​ ‌‍‌‌‌‍ ​​‍ ‍‌‍​‌‌ ​​‌ ​​​‍‌‌​ ​‍‌​‌‍‌ ​ ‌ ‌​‌ ‌‌‌‍‌​‌‍‍‌‌‍ ​‍‌‍‌‍‍‌‌‍‌​​ ‌‌‍​‍​ ​​‌‍‌‌​ ​‍‌‍​‌​ ‌​‌‍​‍​ ‌ ​‍ ‌‌‍​‌​ ‌ ‌‍​‍‌‍‌‍​‍ ‌​ ‌​​ ​ ‌‍​ ​ ​‌​‍ ‌​ ‍‌‌‍‌‌​ ​‍​ ‌ ​‍ ‌​ ​ ​ ‌‌​ ‍‌​ ‌‍‌‍​‍‌‍‌‌‌‍‌‍​ ‍‌‌‍‌​​ ​ ​ ​​​ ​ ​‍‌‍‌ ‌​‌ ‍‌‌ ​​‌‍‌‌​ ‌‌ ​​‌‍​‌‌‍‌ ‌‍‌‌​‍‌‍‌ ​​‌‍​‌‌ ‌​‌‍‍​​ ‌‌ ​​‌‍​‌‌‍‌ ‌‍‌‌‌​​‍‌ ‌‌‌‍‍‌‌‍ ​‌‍‌​‌‍‌‌‌ ​‍​‍‌‌​ ‌‌‌​​‍‌‌ ‌‍‍ ‌‍‌‌‌ ‍‌​‍‌‌​ ​ ‌​‌​​‍‌‌​ ​ ‌​‌​​‍‌‌​ ​‍​ ​‍​ ​​​ ‌‍​ ‌‌​ ‌‌‌‍‌​‌‍‌‌‌‍‌‍​ ​​​ ​​​ ‌‌​ ​‌‌‍‌‍​‍‌‌​ ​‍​ ​‍​‍‌‌​ ‌‌‌​‌​​‍ ‍‌ ​‌‌ ‌‌‌‍‌‌‌ ​ ‌ ‌​‌‍‍‌‌‍ ‌‍ ‍‌ ​ ​‍‌‌​ ‌‌‌​​‍‌‌ ‌‍‍ ‌‍‌‌‌ ‍‌​‍‌‌​ ​ ‌​‌​​‍‌‌​ ​ ‌​‌​​‍‌‌​ ​‍​ ​‍​ ​​​ ‍​​ ‌ ‌‍​‌​ ​‍​ ‌ ‌‍​‍​ ‍‌​ ‍​​ ‍​​ ​‌​ ​‌​ ​‌​ ​‍​ ‍‌​ ‌ ​ ​ ‌‍​‍‌‍‌​‌‍​ ​ ‌‌​ ‍​​ ‌‍​ ‌​​ ​ ‌‍​‌‌‍​‍​ ​ ​ ‍​‌‍‌‌‌‍​ ‌‍​‌​‍‌‌​ ​‍​ ​‍​‍‌‌​ ‌‌‌​‌​​‍ ‍‌ ​‌‌ ‌‌‌‍‌‌‌ ​ ‌ ‌​‌‍‍‌‌‍ ‌‍ ‍​‍‌‍‌ ​​‌‍‌‌‌ ​‍‌ ​ ‌ ​​‌‍‌‌‌‍​ ‌ ‌​‌‍‍‌‌ ‌‍‌‍‌‌​ ‌‌ ​​‌ ‌‌‌‍​‍‌‍ ​‌‍‍‌‌ ​ ‌‍‍​‌‍‌‌‌‍‌​​‍​‍‌ ‌
Hverjir hafa verið forsetar Íslands?​​​​‌ ‍ ​‍​‍‌‍ ‌ ​‍‌‍‍‌‌‍‌ ‌‍‍‌‌‍ ‍​‍​‍​ ‍‍​‍​‍‌ ​ ‌‍​‌‌‍ ‍‌‍‍‌‌ ‌​‌ ‍‌​‍ ‍‌‍‍‌‌‍ ​‍​‍​‍ ​​‍​‍‌‍‍​‌ ​‍‌‍‌‌‌‍‌‍​‍​‍​ ‍‍​‍​‍‌‍‍​‌ ‌​‌ ‌​‌ ​​‌ ​ ​‍ ​‍ ‌‍‌‍‌‍ ‌ ​‍‌ ​ ‌‍‌‌‌ ‌​‌‍‍‌​‍ ‌‌‍‍‌‌ ​ ‌‍ ​‌‍​‌‌‍ ‍‌‍‌​‌ ​ ​‍ ‍‌ ‌‍‌‍‌‌‌ ​‍‌‍​ ‌‍‌‌‌‍ ​​‍ ‍‌‍​‌‌ ​​‌ ​​​‍ ‌ ​ ‌ ‌​‌ ‌‌‌‍‌​‌‍‍‌‌‍ ​‍ ‌‍‍‌‌‍ ‍‌ ‌​‌‍‌‌‌‍ ‍‌ ‌​​‍ ‌‍‌‌‌‍‌​‌‍‍‌‌ ‌​​‍ ‌‍ ‌‌‍ ‌‍‌​‌‍‌‌​ ‌‌ ​​‌ ​‍‌‍‌‌‌ ​ ‌‍‌‌‌‍ ‍‌ ‌​‌‍​‌‌ ‌​‌‍‍‌‌‍ ‌‍ ‍​ ‍ ‌‍‍‌‌‍‌​​ ‌‌‍​‍​ ​​‌‍‌‌​ ​‍‌‍​‌​ ‌​‌‍​‍​ ‌ ​‍ ‌‌‍​‌​ ‌ ‌‍​‍‌‍‌‍​‍ ‌​ ‌​​ ​ ‌‍​ ​ ​‌​‍ ‌​ ‍‌‌‍‌‌​ ​‍​ ‌ ​‍ ‌​ ​ ​ ‌‌​ ‍‌​ ‌‍‌‍​‍‌‍‌‌‌‍‌‍​ ‍‌‌‍‌​​ ​ ​ ​​​ ​ ​ ‍ ‌ ‌​‌ ‍‌‌ ​​‌‍‌‌​ ‌‌ ​​‌‍​‌‌‍‌ ‌‍‌‌​ ‍ ‌ ​​‌‍​‌‌ ‌​‌‍‍​​ ‌‌ ​​‌‍​‌‌‍‌ ‌‍‌‌‌​​‍‌ ‌‌‌‍‍‌‌‍ ​‌‍‌​‌‍‌‌‌ ​‍​‍‌‌​ ‌‌‌​​‍‌‌ ‌‍‍ ‌‍‌‌‌ ‍‌​‍‌‌​ ​ ‌​‌​​‍‌‌​ ​ ‌​‌​​‍‌‌​ ​‍​ ​‍​ ​​​ ‌‍​ ‌‌​ ‌‌‌‍‌​‌‍‌‌‌‍‌‍​ ​​​ ​​​ ‌‌​ ​‌‌‍‌‍​‍‌‌​ ​‍​ ​‍​‍‌‌​ ‌‌‌​‌​​‍ ‍‌ ​‌‌ ‌‌‌‍‌‌‌ ​ ‌ ‌​‌‍‍‌‌‍ ‌‍ ‍‌ ​ ​‍‌‌​ ‌‌‌​​‍‌‌ ‌‍‍ ‌‍‌‌‌ ‍‌​‍‌‌​ ​ ‌​‌​​‍‌‌​ ​ ‌​‌​​‍‌‌​ ​‍​ ​‍‌‍​‍‌‍‌‍‌‍​ ​ ​‌‌‍‌‌‌‍​‌​ ‌​​ ‌​​ ​‍​ ‌​​ ‌‍‌‍​‌​ ‍​​ ‍‌‌‍​‍​ ​​​ ​​​ ‍​​ ‌ ​ ‌‍​ ​‍‌‍‌‍​ ‌‍‌‍‌‍‌‍​ ​ ‌‌‌‍​ ​ ​​​ ‌​​ ‌‍​ ‍​‌‍​‌​‍‌‌​ ​‍​ ​‍​‍‌‌​ ‌‌‌​‌​​‍ ‍‌ ​‌‌ ‌‌‌‍‌‌‌ ​ ‌ ‌​‌‍‍‌‌‍ ‌‍ ‍​ ‌‍​‍‌‍​‌‌ ​ ‌‍‌‌‌‌‌‌‌ ​‍‌‍ ​​ ‌‌‍‍​‌ ‌​‌ ‌​‌ ​​‌ ​ ​‍‌‌​ ​‍‌​‌‍​‍‌‌​ ​‍‌​‌‍‌‍‌‍‌‍ ‌ ​‍‌ ​ ‌‍‌‌‌ ‌​‌‍‍‌​‍ ‌‌‍‍‌‌ ​ ‌‍ ​‌‍​‌‌‍ ‍‌‍‌​‌ ​ ​‍ ‍‌ ‌‍‌‍‌‌‌ ​‍‌‍​ ‌‍‌‌‌‍ ​​‍ ‍‌‍​‌‌ ​​‌ ​​​‍‌‌​ ​‍‌​‌‍‌ ​ ‌ ‌​‌ ‌‌‌‍‌​‌‍‍‌‌‍ ​‍‌‍‌‍‍‌‌‍‌​​ ‌‌‍​‍​ ​​‌‍‌‌​ ​‍‌‍​‌​ ‌​‌‍​‍​ ‌ ​‍ ‌‌‍​‌​ ‌ ‌‍​‍‌‍‌‍​‍ ‌​ ‌​​ ​ ‌‍​ ​ ​‌​‍ ‌​ ‍‌‌‍‌‌​ ​‍​ ‌ ​‍ ‌​ ​ ​ ‌‌​ ‍‌​ ‌‍‌‍​‍‌‍‌‌‌‍‌‍​ ‍‌‌‍‌​​ ​ ​ ​​​ ​ ​‍‌‍‌ ‌​‌ ‍‌‌ ​​‌‍‌‌​ ‌‌ ​​‌‍​‌‌‍‌ ‌‍‌‌​‍‌‍‌ ​​‌‍​‌‌ ‌​‌‍‍​​ ‌‌ ​​‌‍​‌‌‍‌ ‌‍‌‌‌​​‍‌ ‌‌‌‍‍‌‌‍ ​‌‍‌​‌‍‌‌‌ ​‍​‍‌‌​ ‌‌‌​​‍‌‌ ‌‍‍ ‌‍‌‌‌ ‍‌​‍‌‌​ ​ ‌​‌​​‍‌‌​ ​ ‌​‌​​‍‌‌​ ​‍​ ​‍​ ​​​ ‌‍​ ‌‌​ ‌‌‌‍‌​‌‍‌‌‌‍‌‍​ ​​​ ​​​ ‌‌​ ​‌‌‍‌‍​‍‌‌​ ​‍​ ​‍​‍‌‌​ ‌‌‌​‌​​‍ ‍‌ ​‌‌ ‌‌‌‍‌‌‌ ​ ‌ ‌​‌‍‍‌‌‍ ‌‍ ‍‌ ​ ​‍‌‌​ ‌‌‌​​‍‌‌ ‌‍‍ ‌‍‌‌‌ ‍‌​‍‌‌​ ​ ‌​‌​​‍‌‌​ ​ ‌​‌​​‍‌‌​ ​‍​ ​‍‌‍​‍‌‍‌‍‌‍​ ​ ​‌‌‍‌‌‌‍​‌​ ‌​​ ‌​​ ​‍​ ‌​​ ‌‍‌‍​‌​ ‍​​ ‍‌‌‍​‍​ ​​​ ​​​ ‍​​ ‌ ​ ‌‍​ ​‍‌‍‌‍​ ‌‍‌‍‌‍‌‍​ ​ ‌‌‌‍​ ​ ​​​ ‌​​ ‌‍​ ‍​‌‍​‌​‍‌‌​ ​‍​ ​‍​‍‌‌​ ‌‌‌​‌​​‍ ‍‌ ​‌‌ ‌‌‌‍‌‌‌ ​ ‌ ‌​‌‍‍‌‌‍ ‌‍ ‍​‍‌‍‌ ​​‌‍‌‌‌ ​‍‌ ​ ‌ ​​‌‍‌‌‌‍​ ‌ ‌​‌‍‍‌‌ ‌‍‌‍‌‌​ ‌‌ ​​‌ ‌‌‌‍​‍‌‍ ​‌‍‍‌‌ ​ ‌‍‍​‌‍‌‌‌‍‌​​‍​‍‌ ‌
Embætti forseta Íslands
Forseti
Efst á baugi
Bessastaðir
Skrifstofa
Starfsfólk embættisins